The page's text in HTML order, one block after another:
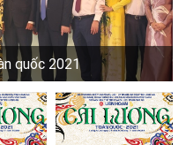
quốc 2021